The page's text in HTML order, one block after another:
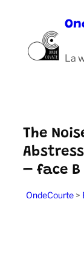
contenu
La
The
– face B
OndeCourte >